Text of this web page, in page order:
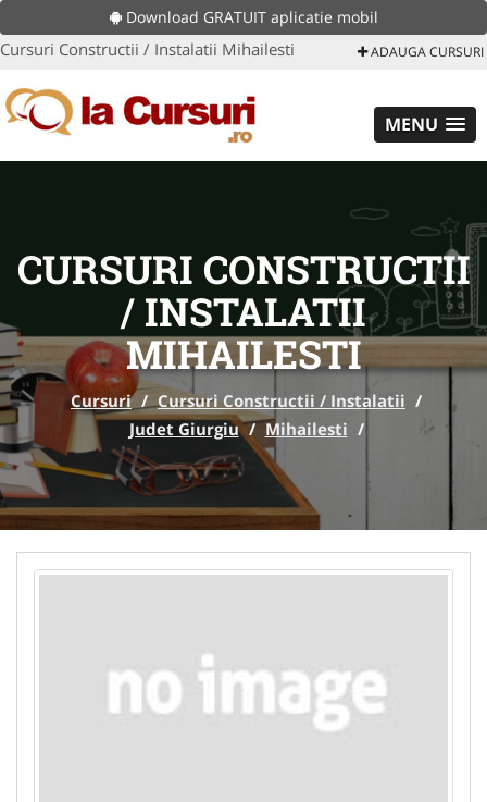
Download GRATUIT aplicatie mobil
Cursuri Constructii / Instalatii Mihailesti ADAUGA CURSURI
MENU
CURSURI CONSTRUCTII
/ INSTALATII
MIHAILESTI
Cursuri / Cursuri Constructii / Instalatii /
Judet Giurgiu / Mihailesti /